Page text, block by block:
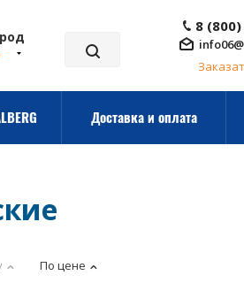
8
Доставка и оплата
По цене